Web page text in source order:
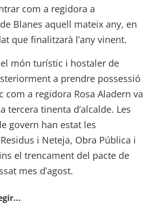
com a regidora a
Blanes aquell mateix any, en
que finalitzarà l’any vinent.
món turístic i hostaler de
a prendre possessió
com a regidora Rosa Aladern va
tercera tinenta d’alcalde. Les
govern han estat les
i Neteja, Obra Pública i
el trencament del pacte de
mes d’agost.